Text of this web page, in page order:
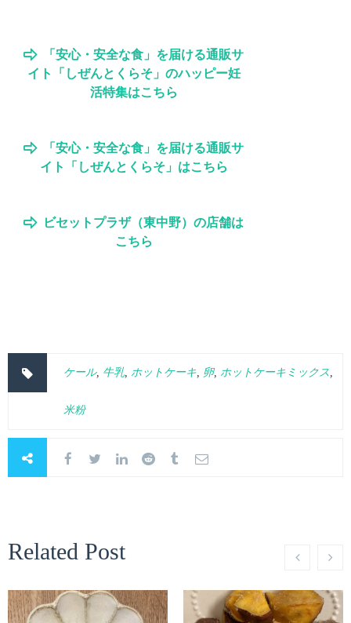
「安心・安全な食」を届ける通販サ
イト「しぜんとくらそ」のハッピー妊
活特集はこちら
「安心・安全な食」を届ける通販サ
イト「しぜんとくらそ」はこちら
ビセットプラザ（東中野）の店舗は
こちら
ケール, 牛乳, ホットケーキ, 卵, ホットケーキミックス,
米粉
Related Post